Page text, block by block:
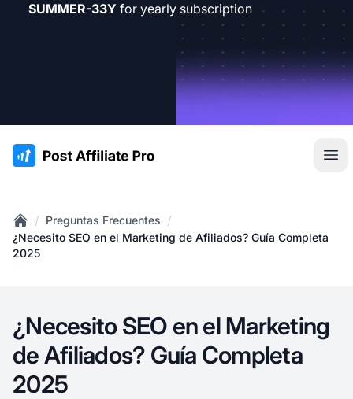
SUMMER-33Y for yearly subscription
:site.title
Home
/ Preguntas Frecuentes /
¿Necesito SEO en el Marketing de Afiliados? Guía Completa
2025
¿Necesito SEO en el Marketing
de Afiliados? Guía Completa
2025